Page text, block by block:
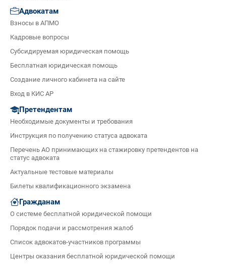
Адвокатам
Взносы в АПМО
Кадровые вопросы
Субсидируемая юридическая помощь
Бесплатная юридическая помощь
Создание личного кабинета на сайте
Вход в КИС АР
Претендентам
Необходимые документы и требования
Инструкция по получению статуса адвоката
Перечень АО принимающих на стажировку претендентов на
статус адвоката
Актуальные тестовые материалы
Билеты квалификационного экзамена
Гражданам
О системе бесплатной юридической помощи
Порядок подачи и рассмотрения жалоб
Список адвокатов-участников программы
Центры оказания бесплатной юридической помощи